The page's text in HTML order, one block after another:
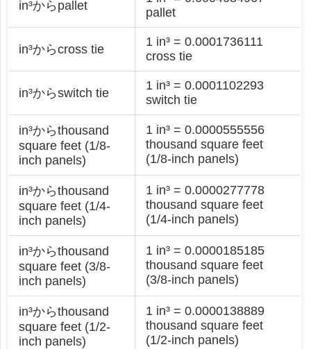
in³からpallet
pallet
in³からcross tie
1 in³ = 0.0001736111
cross tie
in³からswitch tie
1 in³ = 0.0001102293
switch tie
in³からthousand
square feet (1/8-
inch panels)
1 in³ = 0.0000555556
thousand square feet
(1/8-inch panels)
in³からthousand
square feet (1/4-
inch panels)
1 in³ = 0.0000277778
thousand square feet
(1/4-inch panels)
in³からthousand
square feet (3/8-
inch panels)
1 in³ = 0.0000185185
thousand square feet
(3/8-inch panels)
in³からthousand
square feet (1/2-
inch panels)
1 in³ = 0.0000138889
thousand square feet
(1/2-inch panels)